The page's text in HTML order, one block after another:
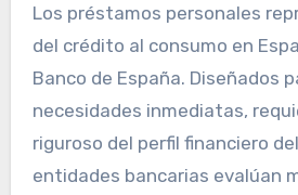
Los préstamos personales
del crédito al consumo en
Banco de España. Diseñados
necesidades inmediatas,
riguroso del perfil financiero
entidades bancarias evalúan